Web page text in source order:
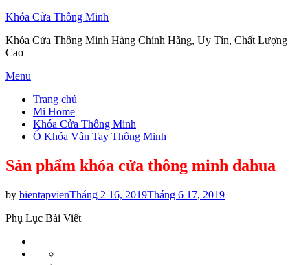
Khóa Cửa Thông Minh
Khóa Cửa Thông Minh Hàng Chính Hãng, Uy Tín, Chất Lượng
Cao
Skip
content
Menu
Trang chủ
Mi Home
Khóa Cửa Thông Minh
Ổ Khóa Vân Tay Thông Minh
Sản phẩm khóa cửa thông minh dahua
by bientapvienPosted
Tháng 2 16, 2019Tháng 6 17, 2019
Phụ Lục Bài Viết